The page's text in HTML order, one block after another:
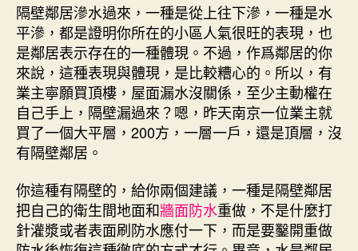
隔壁鄰居滲水過來，一種是從上往下滲，一種是水
平滲，都是證明你所在的小區人氣很旺的表現，也
是鄰居表示存在的一種體現。不過，作爲鄰居的你
來說，這種表現與體現，是比較糟心的。所以，有
業主寧願買頂樓，屋面漏水沒關係，至少主動權在
自己手上，隔壁漏過來？嗯，昨天南京一位業主就
買了一個大平層，200方，一層一戶，還是頂層，沒
有隔壁鄰居。
你這種有隔壁的，給你兩個建議，一種是隔壁鄰居
把自己的衛生間地面和牆面防水重做，不是什麼打
針灌漿或者表面刷防水應付一下，而是要鑿開重做